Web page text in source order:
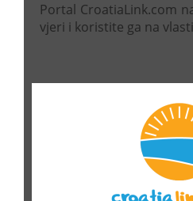
Portal CroatiaLink.com
vjeri i koristite ga na